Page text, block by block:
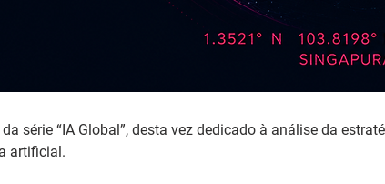
série “IA Global”, desta vez dedicado à análise da
artificial.